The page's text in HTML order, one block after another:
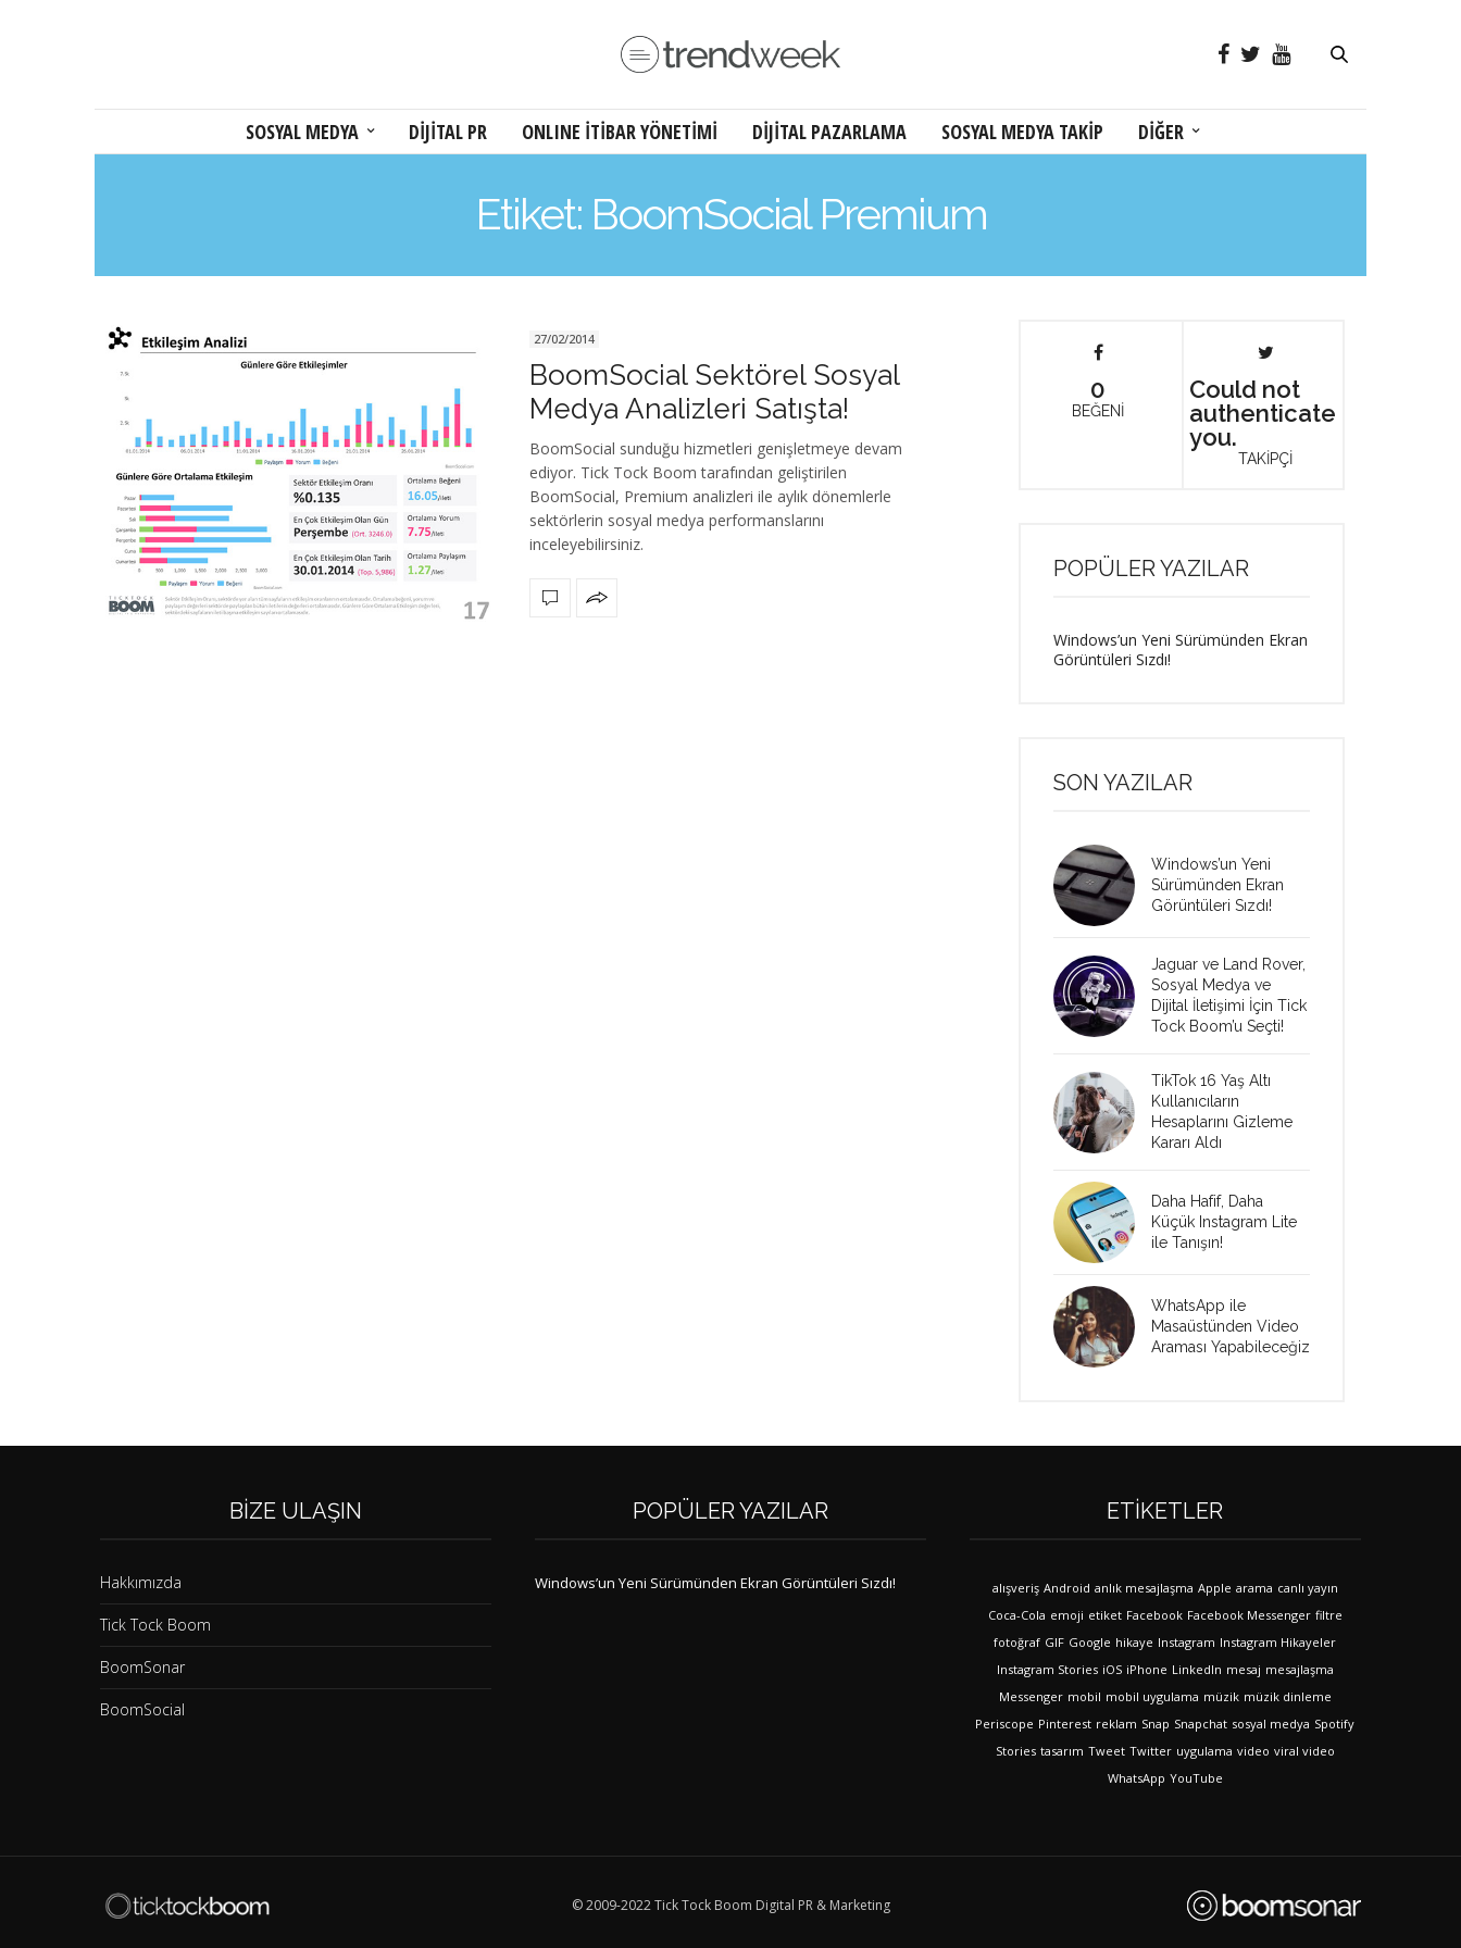
SOSYAL MEDYA DİJİTAL PR ONLINE İTİBAR YÖNETİMİ DİJİTAL PAZARLAMA SOSYAL MEDYA TAKİP DİĞER
Etiket: BoomSocial Premium
27/02/2014
BoomSocial Sektörel Sosyal
Medya Analizleri Satışta!
BoomSocial sunduğu hizmetleri genişletmeye devam
ediyor. Tick Tock Boom tarafından geliştirilen
BoomSocial, Premium analizleri ile aylık dönemlerle
sektörlerin sosyal medya performanslarını
inceleyebilirsiniz.
0
BEĞENİ
Could not
authenticate
you.
TAKİPÇİ
POPÜLER YAZILAR
Windows’un Yeni Sürümünden Ekran
Görüntüleri Sızdı!
SON YAZILAR
Windows’un Yeni
Sürümünden Ekran
Görüntüleri Sızdı!
Jaguar ve Land Rover,
Sosyal Medya ve
Dijital İletişimi İçin Tick
Tock Boom’u Seçti!
TikTok 16 Yaş Altı
Kullanıcıların
Hesaplarını Gizleme
Kararı Aldı
Daha Hafif, Daha
Küçük Instagram Lite
ile Tanışın!
WhatsApp ile
Masaüstünden Video
Araması Yapabileceğiz
BIZE ULAŞIN
Hakkımızda
Tick Tock Boom
BoomSonar
BoomSocial
POPÜLER YAZILAR
Windows’un Yeni Sürümünden Ekran Görüntüleri Sızdı!
ETIKETLER
alışveriş Android anlık mesajlaşma Apple arama canlı yayın
Coca-Cola emoji etiket Facebook Facebook Messenger filtre
fotoğraf GIF Google hikaye Instagram Instagram Hikayeler
Instagram Stories iOS iPhone LinkedIn mesaj mesajlaşma
Messenger mobil mobil uygulama müzik müzik dinleme
Periscope Pinterest reklam Snap Snapchat sosyal medya Spotify
Stories tasarım Tweet Twitter uygulama video viral video
WhatsApp YouTube
© 2009-2022 Tick Tock Boom Digital PR & Marketing